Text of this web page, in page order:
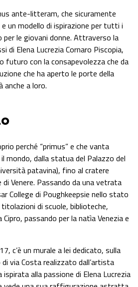
ante-litteram, che sicuramente
un modello di ispirazione per tutti i
le giovani donne. Attraverso la
di Elena Lucrezia Cornaro Piscopia,
futuro con la consapevolezza che da
che ha aperto le porte della
anche a loro.
perché “primus” e che vanta
mondo, dalla statua del Palazzo del
patavina), fino al cratere
Venere. Passando da una vetrata
College di Poughkeepsie nello stato
di scuole, biblioteche,
passando per la natìa Venezia e
c’è un murale a lei dedicato, sulla
via Costa realizzato dall’artista
ispirata alla passione di Elena Lucrezia